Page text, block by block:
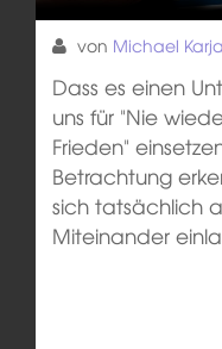
von Michael
Dass es einen
uns für "Nie
Frieden"
Betrachtung
sich tatsächlich
Miteinander